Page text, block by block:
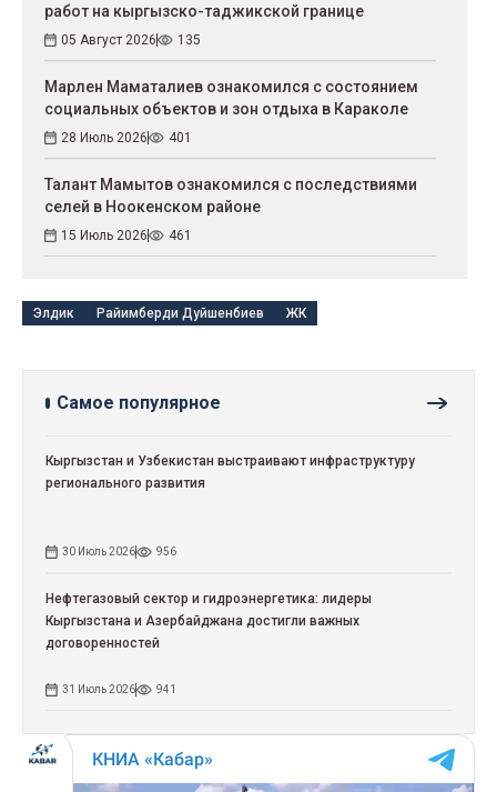
работ на кыргызско-таджикской границе
05 Август 2026 135
Марлен Маматалиев ознакомился с состоянием
социальных объектов и зон отдыха в Караколе
28 Июль 2026 401
Талант Мамытов ознакомился с последствиями
селей в Ноокенском районе
15 Июль 2026 461
Элдик Райимберди Дуйшенбиев ЖК
Самое популярное
Кыргызстан и Узбекистан выстраивают инфраструктуру
регионального развития
30 Июль 2026 956
Нефтегазовый сектор и гидроэнергетика: лидеры
Кыргызстана и Азербайджана достигли важных
договоренностей
31 Июль 2026 941